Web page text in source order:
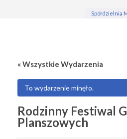
Spółdzielnia
« Wszystkie Wydarzenia
To wydarzenie minęło.
Rodzinny Festiwal
Planszowych